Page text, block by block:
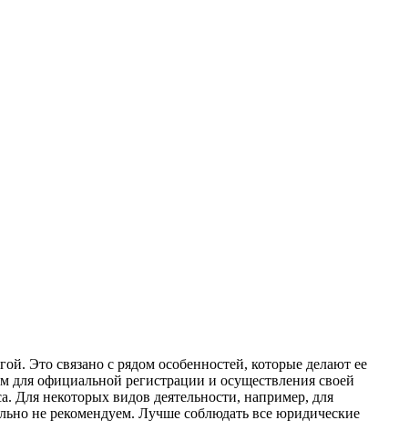
Это связано с рядом особенностей, которые делают ее
официальной регистрации и осуществления своей
Для некоторых видов деятельности, например, для
не рекомендуем. Лучше соблюдать все юридические